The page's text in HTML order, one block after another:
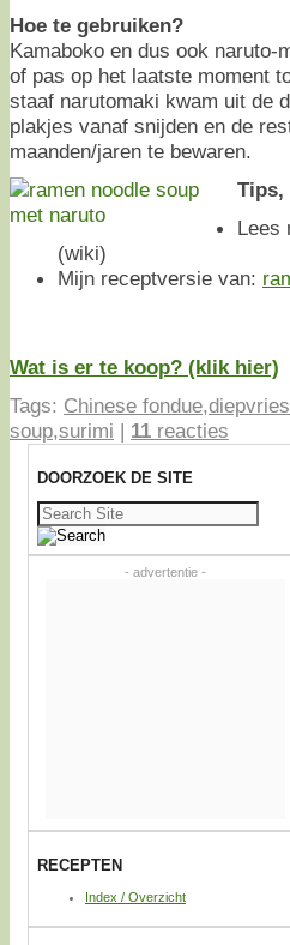
Hoe te gebruiken?
Kamaboko en dus ook
of pas op het laatste moment
staaf narutomaki kwam uit de
plakjes vanaf snijden en de
maanden/jaren te bewaren.
Tips,
Lees
(wiki)
Mijn receptversie van:
Wat is er te koop? (klik hier)
Tags: Chinese fondue,diepvries
soup,surimi | 11 reacties
DOORZOEK DE SITE
Zoeken
naar:
- advertentie -
RECEPTEN
Index / Overzicht